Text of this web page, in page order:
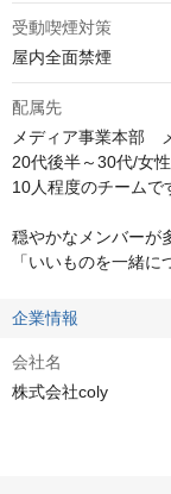
受動喫煙対策
屋内全面禁煙
配属先
メディア事業本部　
20代後半～30代/女
10人程度のチームで
穏やかなメンバーが
「いいものを一緒に
企業情報
会社名
株式会社coly